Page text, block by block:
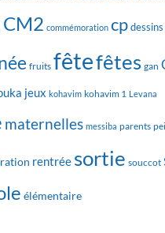
CM2 commémoration cp dessins
fruits fêtefêtes gan
jeux kohavim kohavim 1 Levana
maternelles messiba parents
rentrée sortie souccot
élémentaire